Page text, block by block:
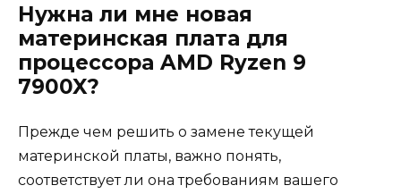
Нужна ли мне новая
материнская плата для
процессора AMD Ryzen 9
7900X?
Прежде чем решить о замене текущей
материнской платы, важно понять,
соответствует ли она требованиям вашего